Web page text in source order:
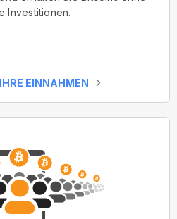
Investitionen.
EINNAHMEN